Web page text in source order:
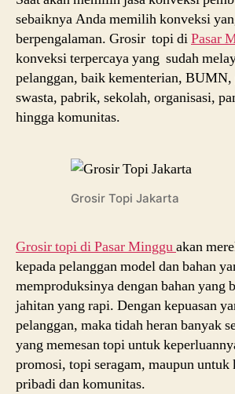
sebaiknya Anda memilih konveksi
berpengalaman. Grosir topi diPasar
konveksi terpercaya yang sudah
pelanggan, baik kementerian, BUMN,
swasta, pabrik, sekolah, organisasi,
hingga komunitas.
Grosir Topi Jakarta
Grosir topi di Pasar Mingguakan
kepada pelanggan model dan bahan
memproduksinya dengan bahan yang
jahitan yang rapi. Dengan kepuasan
pelanggan, maka tidah heran banyak
yang memesan topi untuk
promosi, topi seragam, maupun untuk
pribadi dan komunitas.